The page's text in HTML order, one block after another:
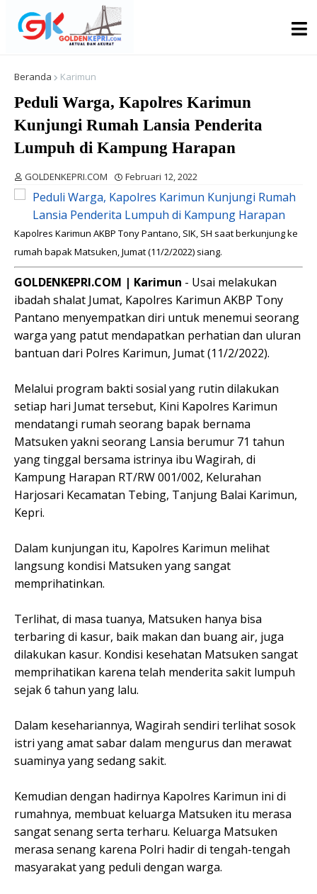
Beranda Karimun
Peduli Warga, Kapolres Karimun
Kunjungi Rumah Lansia Penderita
Lumpuh di Kampung Harapan
GOLDENKEPRI.COM Februari 12, 2022
Kapolres Karimun AKBP Tony Pantano, SIK, SH saat berkunjung ke
rumah bapak Matsuken, Jumat (11/2/2022) siang.
GOLDENKEPRI.COM | Karimun - Usai melakukan
ibadah shalat Jumat, Kapolres Karimun AKBP Tony
Pantano menyempatkan diri untuk menemui seorang
warga yang patut mendapatkan perhatian dan uluran
bantuan dari Polres Karimun, Jumat (11/2/2022).
Melalui program bakti sosial yang rutin dilakukan
setiap hari Jumat tersebut, Kini Kapolres Karimun
mendatangi rumah seorang bapak bernama
Matsuken yakni seorang Lansia berumur 71 tahun
yang tinggal bersama istrinya ibu Wagirah, di
Kampung Harapan RT/RW 001/002, Kelurahan
Harjosari Kecamatan Tebing, Tanjung Balai Karimun,
Kepri.
Dalam kunjungan itu, Kapolres Karimun melihat
langsung kondisi Matsuken yang sangat
memprihatinkan.
Terlihat, di masa tuanya, Matsuken hanya bisa
terbaring di kasur, baik makan dan buang air, juga
dilakukan kasur. Kondisi kesehatan Matsuken sangat
memprihatikan karena telah menderita sakit lumpuh
sejak 6 tahun yang lalu.
Dalam kesehariannya, Wagirah sendiri terlihat sosok
istri yang amat sabar dalam mengurus dan merawat
suaminya yang sedang sakit.
Kemudian dengan hadirnya Kapolres Karimun ini di
rumahnya, membuat keluarga Matsuken itu merasa
sangat senang serta terharu. Keluarga Matsuken
merasa senang karena Polri hadir di tengah-tengah
masyarakat yang peduli dengan warga.